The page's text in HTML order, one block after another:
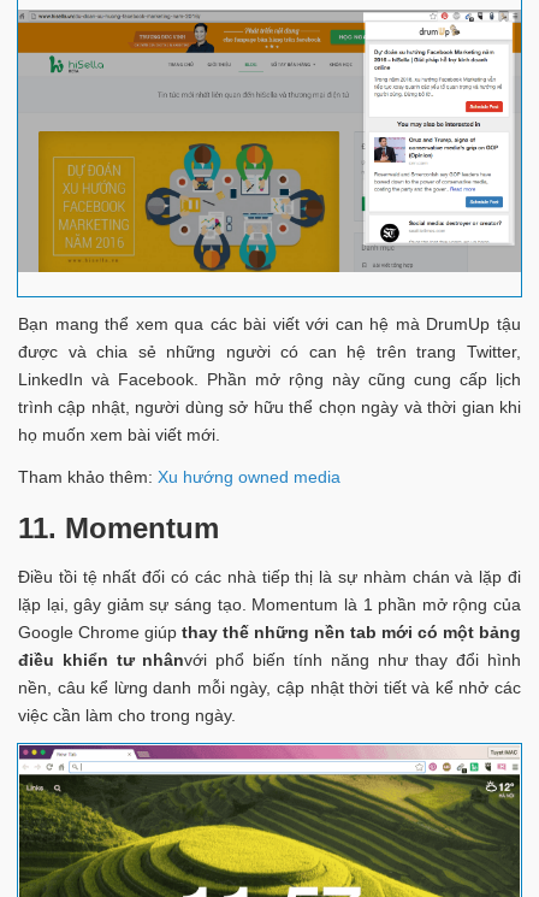
Bạn mang thể xem qua các bài viết với can hệ mà DrumUp tậu
được và chia sẻ những người có can hệ trên trang Twitter,
LinkedIn và Facebook. Phần mở rộng này cũng cung cấp lịch
trình cập nhật, người dùng sở hữu thể chọn ngày và thời gian khi
họ muốn xem bài viết mới.
Tham khảo thêm: Xu hướng owned media
11. Momentum
Điều tồi tệ nhất đối có các nhà tiếp thị là sự nhàm chán và lặp đi
lặp lại, gây giảm sự sáng tạo. Momentum là 1 phần mở rộng của
Google Chrome giúp thay thế những nền tab mới có một bảng
điều khiển tư nhânvới phổ biến tính năng như thay đổi hình
nền, câu kể lừng danh mỗi ngày, cập nhật thời tiết và kể nhở các
việc cần làm cho trong ngày.